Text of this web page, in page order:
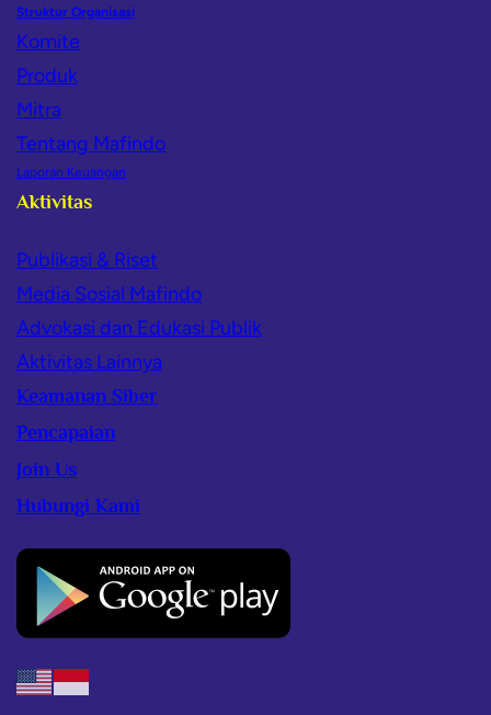
Struktur Organisasi
Komite
Produk
Mitra
Tentang Mafindo
Laporan Keuangan
Aktivitas
Publikasi & Riset
Media Sosial Mafindo
Advokasi dan Edukasi Publik
Aktivitas Lainnya
Keamanan Siber
Pencapaian
Join Us
Hubungi Kami